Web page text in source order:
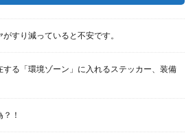
すり減っていると不安です。
する「環境ゾーン」に入れるステッカー、装備
！